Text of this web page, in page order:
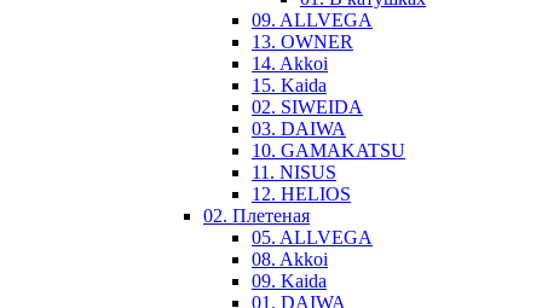
09. ALLVEGA
13. OWNER
14. Akkoi
15. Kaida
02. SIWEIDA
03. DAIWA
10. GAMAKATSU
11. NISUS
12. HELIOS
02. Плетеная
05. ALLVEGA
08. Akkoi
09. Kaida
01. DAIWA